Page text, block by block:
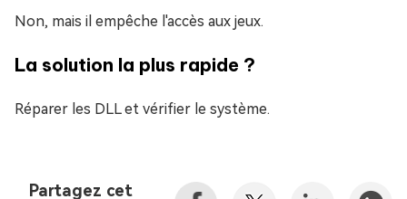
Non, mais il empêche l'accès aux jeux.
La solution la plus rapide ?
Réparer les DLL et vérifier le système.
Partagez cet